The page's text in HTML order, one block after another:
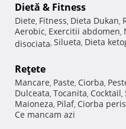
Dietă & Fitness
Diete, Fitness, Dieta Dukan,
Aerobic, Exercitii abdomen,
disociata, Silueta, Dieta
Reţete
Mancare, Paste, Ciorba,
Dulceata, Tocanita, Cocktail,
Maioneza, Pilaf, Ciorba
Ce mancam azi